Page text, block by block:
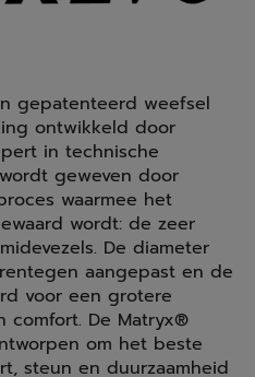
gepatenteerd weefsel
ontwikkeld door
in technische
geweven door
waarmee het
wordt: de zeer
De diameter
aangepast en de
voor een grotere
De Matryx®
om het beste
steun en duurzaamheid